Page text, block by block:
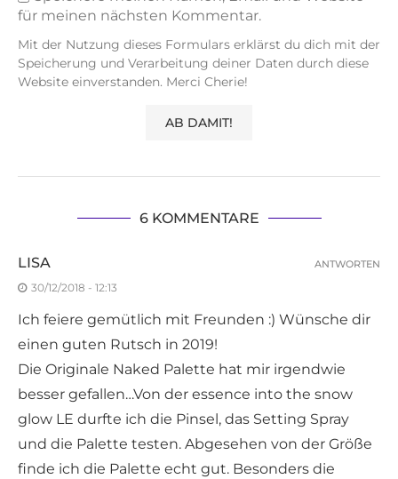
für meinen nächsten Kommentar.
Mit der Nutzung dieses Formulars erklärst du dich mit der
Speicherung und Verarbeitung deiner Daten durch diese
Website einverstanden. Merci Cherie!
6 KOMMENTARE
LISA
30/12/2018 - 12:13
Ich feiere gemütlich mit Freunden :) Wünsche dir
einen guten Rutsch in 2019!
Die Originale Naked Palette hat mir irgendwie
besser gefallen…Von der essence into the snow
glow LE durfte ich die Pinsel, das Setting Spray
und die Palette testen. Abgesehen von der Größe
finde ich die Palette echt gut. Besonders die
ANTWORTEN